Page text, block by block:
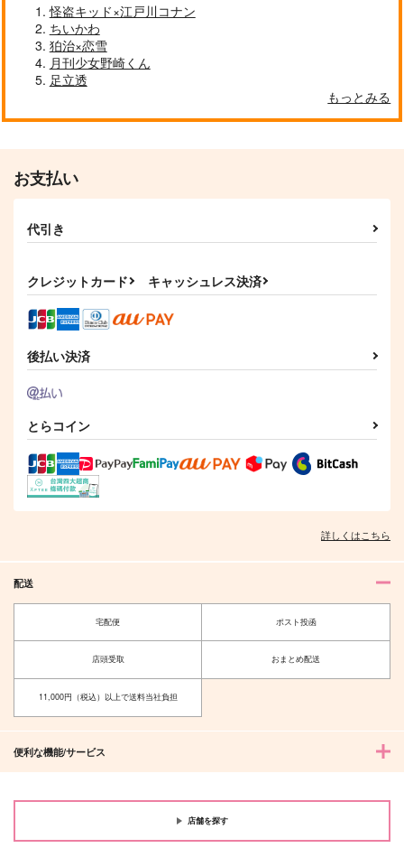
Anecdotes
こんなもん
円
サンプル
作品詳細
ンソロジー「ちびとヤ
ンキー」
場地圭介
サンプル
（税込）
サンプル
アンコールはいらない
CHIBORI
993円（税込）
羽宮一虎×場地圭介
作品詳細
niwaba
2,357円（税込）
作品詳細
All Birds 卍web再録
集
niwaba
サンプル
作品詳細
I will never forget yo
世界の果てまで
初恋
世界の果てまで
ALL IDOL TORA
怪盗キッド×江戸川コナン
ちいかわ
狛治×恋雪
月刊少女野崎くん
足立透
もっとみる
お支払い
代引き
クレジットカード キャッシュレス決済
後払い決済
とらコイン
詳しくはこちら
配送
宅配便 ポスト投函
店頭受取 おまとめ配送
11,000円（税込）以上で送料当社負担
便利な機能/サービス
店舗を探す